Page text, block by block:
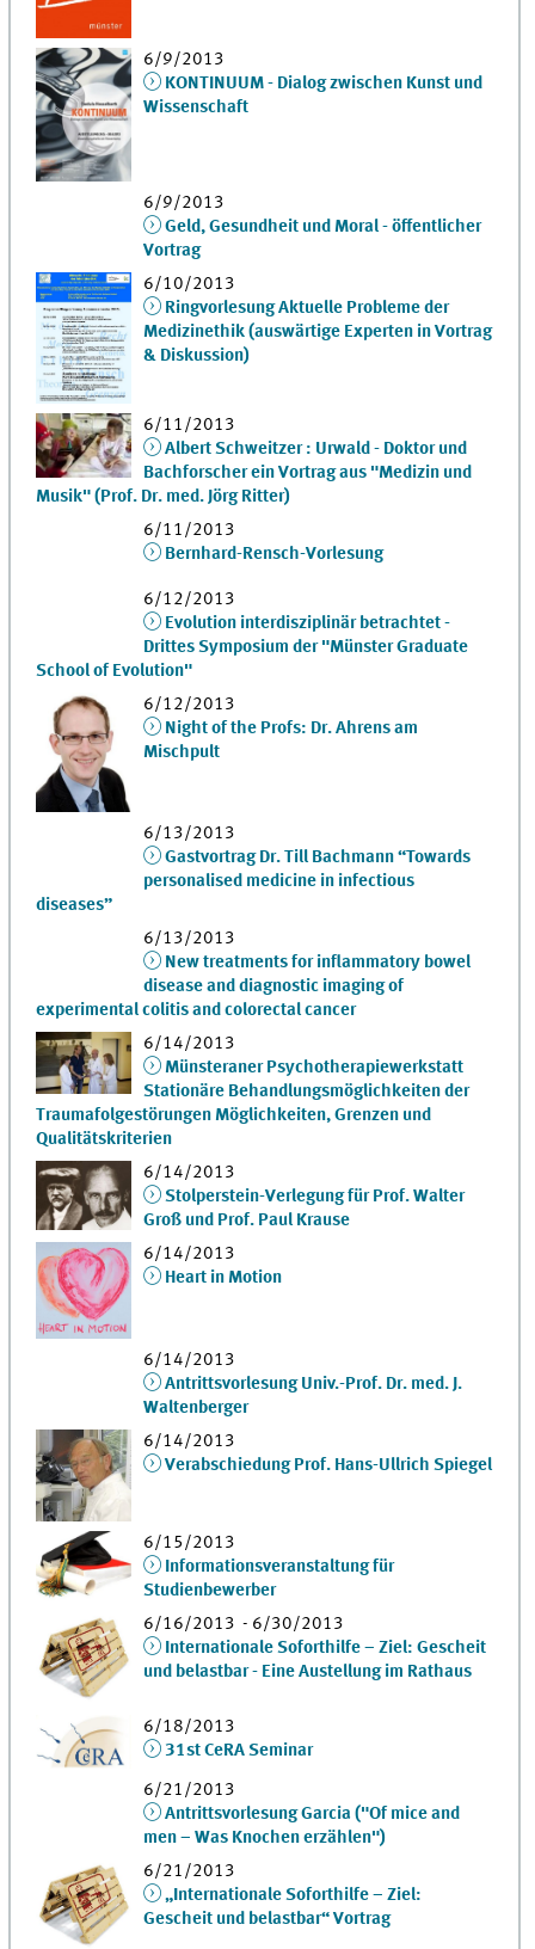
6/9/2013
KONTINUUM - Dialog zwischen Kunst und
Wissenschaft
6/9/2013
Geld, Gesundheit und Moral - öffentlicher
Vortrag
6/10/2013
Ringvorlesung Aktuelle Probleme der
Medizinethik (auswärtige Experten in Vortrag
& Diskussion)
6/11/2013
Albert Schweitzer : Urwald - Doktor und
Bachforscher ein Vortrag aus "Medizin und
Musik" (Prof. Dr. med. Jörg Ritter)
6/11/2013
Bernhard-Rensch-Vorlesung
6/12/2013
Evolution interdisziplinär betrachtet -
Drittes Symposium der "Münster Graduate
School of Evolution"
6/12/2013
Night of the Profs: Dr. Ahrens am
Mischpult
6/13/2013
Gastvortrag Dr. Till Bachmann “Towards
personalised medicine in infectious
diseases”
6/13/2013
New treatments for inflammatory bowel
disease and diagnostic imaging of
experimental colitis and colorectal cancer
6/14/2013
Münsteraner Psychotherapiewerkstatt
Stationäre Behandlungsmöglichkeiten der
Traumafolgestörungen Möglichkeiten, Grenzen und
Qualitätskriterien
6/14/2013
Stolperstein-Verlegung für Prof. Walter
Groß und Prof. Paul Krause
6/14/2013
Heart in Motion
6/14/2013
Antrittsvorlesung Univ.-Prof. Dr. med. J.
Waltenberger
6/14/2013
Verabschiedung Prof. Hans-Ullrich Spiegel
6/15/2013
Informationsveranstaltung für
Studienbewerber
6/16/2013 - 6/30/2013
Internationale Soforthilfe – Ziel: Gescheit
und belastbar - Eine Austellung im Rathaus
6/18/2013
31st CeRA Seminar
6/21/2013
Antrittsvorlesung Garcia ("Of mice and
men – Was Knochen erzählen")
6/21/2013
„Internationale Soforthilfe – Ziel:
Gescheit und belastbar“ Vortrag